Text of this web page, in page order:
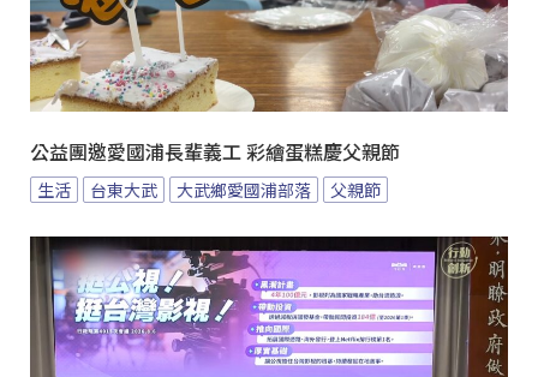
公益團邀愛國浦長輩義工 彩繪蛋糕慶父親節
生活 台東大武 大武鄉愛國浦部落 父親節